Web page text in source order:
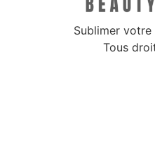
Sublimer
Tous